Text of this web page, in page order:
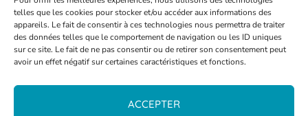
telles que les cookies pour stocker et/ou accéder aux informations des
appareils. Le fait de consentir à ces technologies nous permettra de traiter
des données telles que le comportement de navigation ou les ID uniques
sur ce site. Le fait de ne pas consentir ou de retirer son consentement peut
avoir un effet négatif sur certaines caractéristiques et fonctions.
ACCEPTER